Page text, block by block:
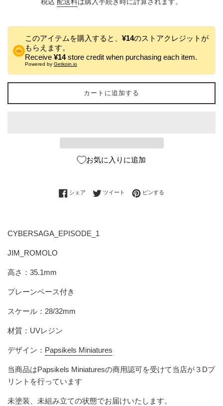
価
このアイテムを購入すると、 ¥14のストアクレジットが
もらえます。
Receive ¥14store credit when purchasing each item.
Powered by Getkoin.io
カートに追加する
お気に入りに追加
シェア Facebookでシェアする
ツイート Twitterに投稿する
ピンする
CYBERSAGA_EPISODE_1
JIM_ROMOLO
高さ：35.1mm
プレーンベース付き
スケール：28/32mm
材質：UVレジン
デザイン： Papsikels Miniatures
当商品はPapsikels Miniaturesの商用認可を受けて当店が３Dプ
リントを行っています
未塗装、未組み立ての状態でお届けいたします。